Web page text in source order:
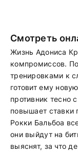
Смотреть
Жизнь Адониса
компромиссов.
тренировками к
готовит ему
противник тесно
повышает
Рокки Бальбоа
они выйдут на
выяснят, за что